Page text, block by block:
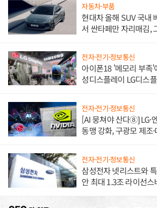
자동차·부품
현대차 올해 SUV 국내
서 싼타페만 자리매김,
전자·전기·정보통신
아이폰18 '메모리 부족'
성디스플레이 LG디스
전자·전기·정보통신
[AI 뭉쳐야 산다⑧] LG·
동맹 강화, 구광모 제조
전자·전기·정보통신
삼성전자 넷리스트와
안 최대 1.3조 라이선스